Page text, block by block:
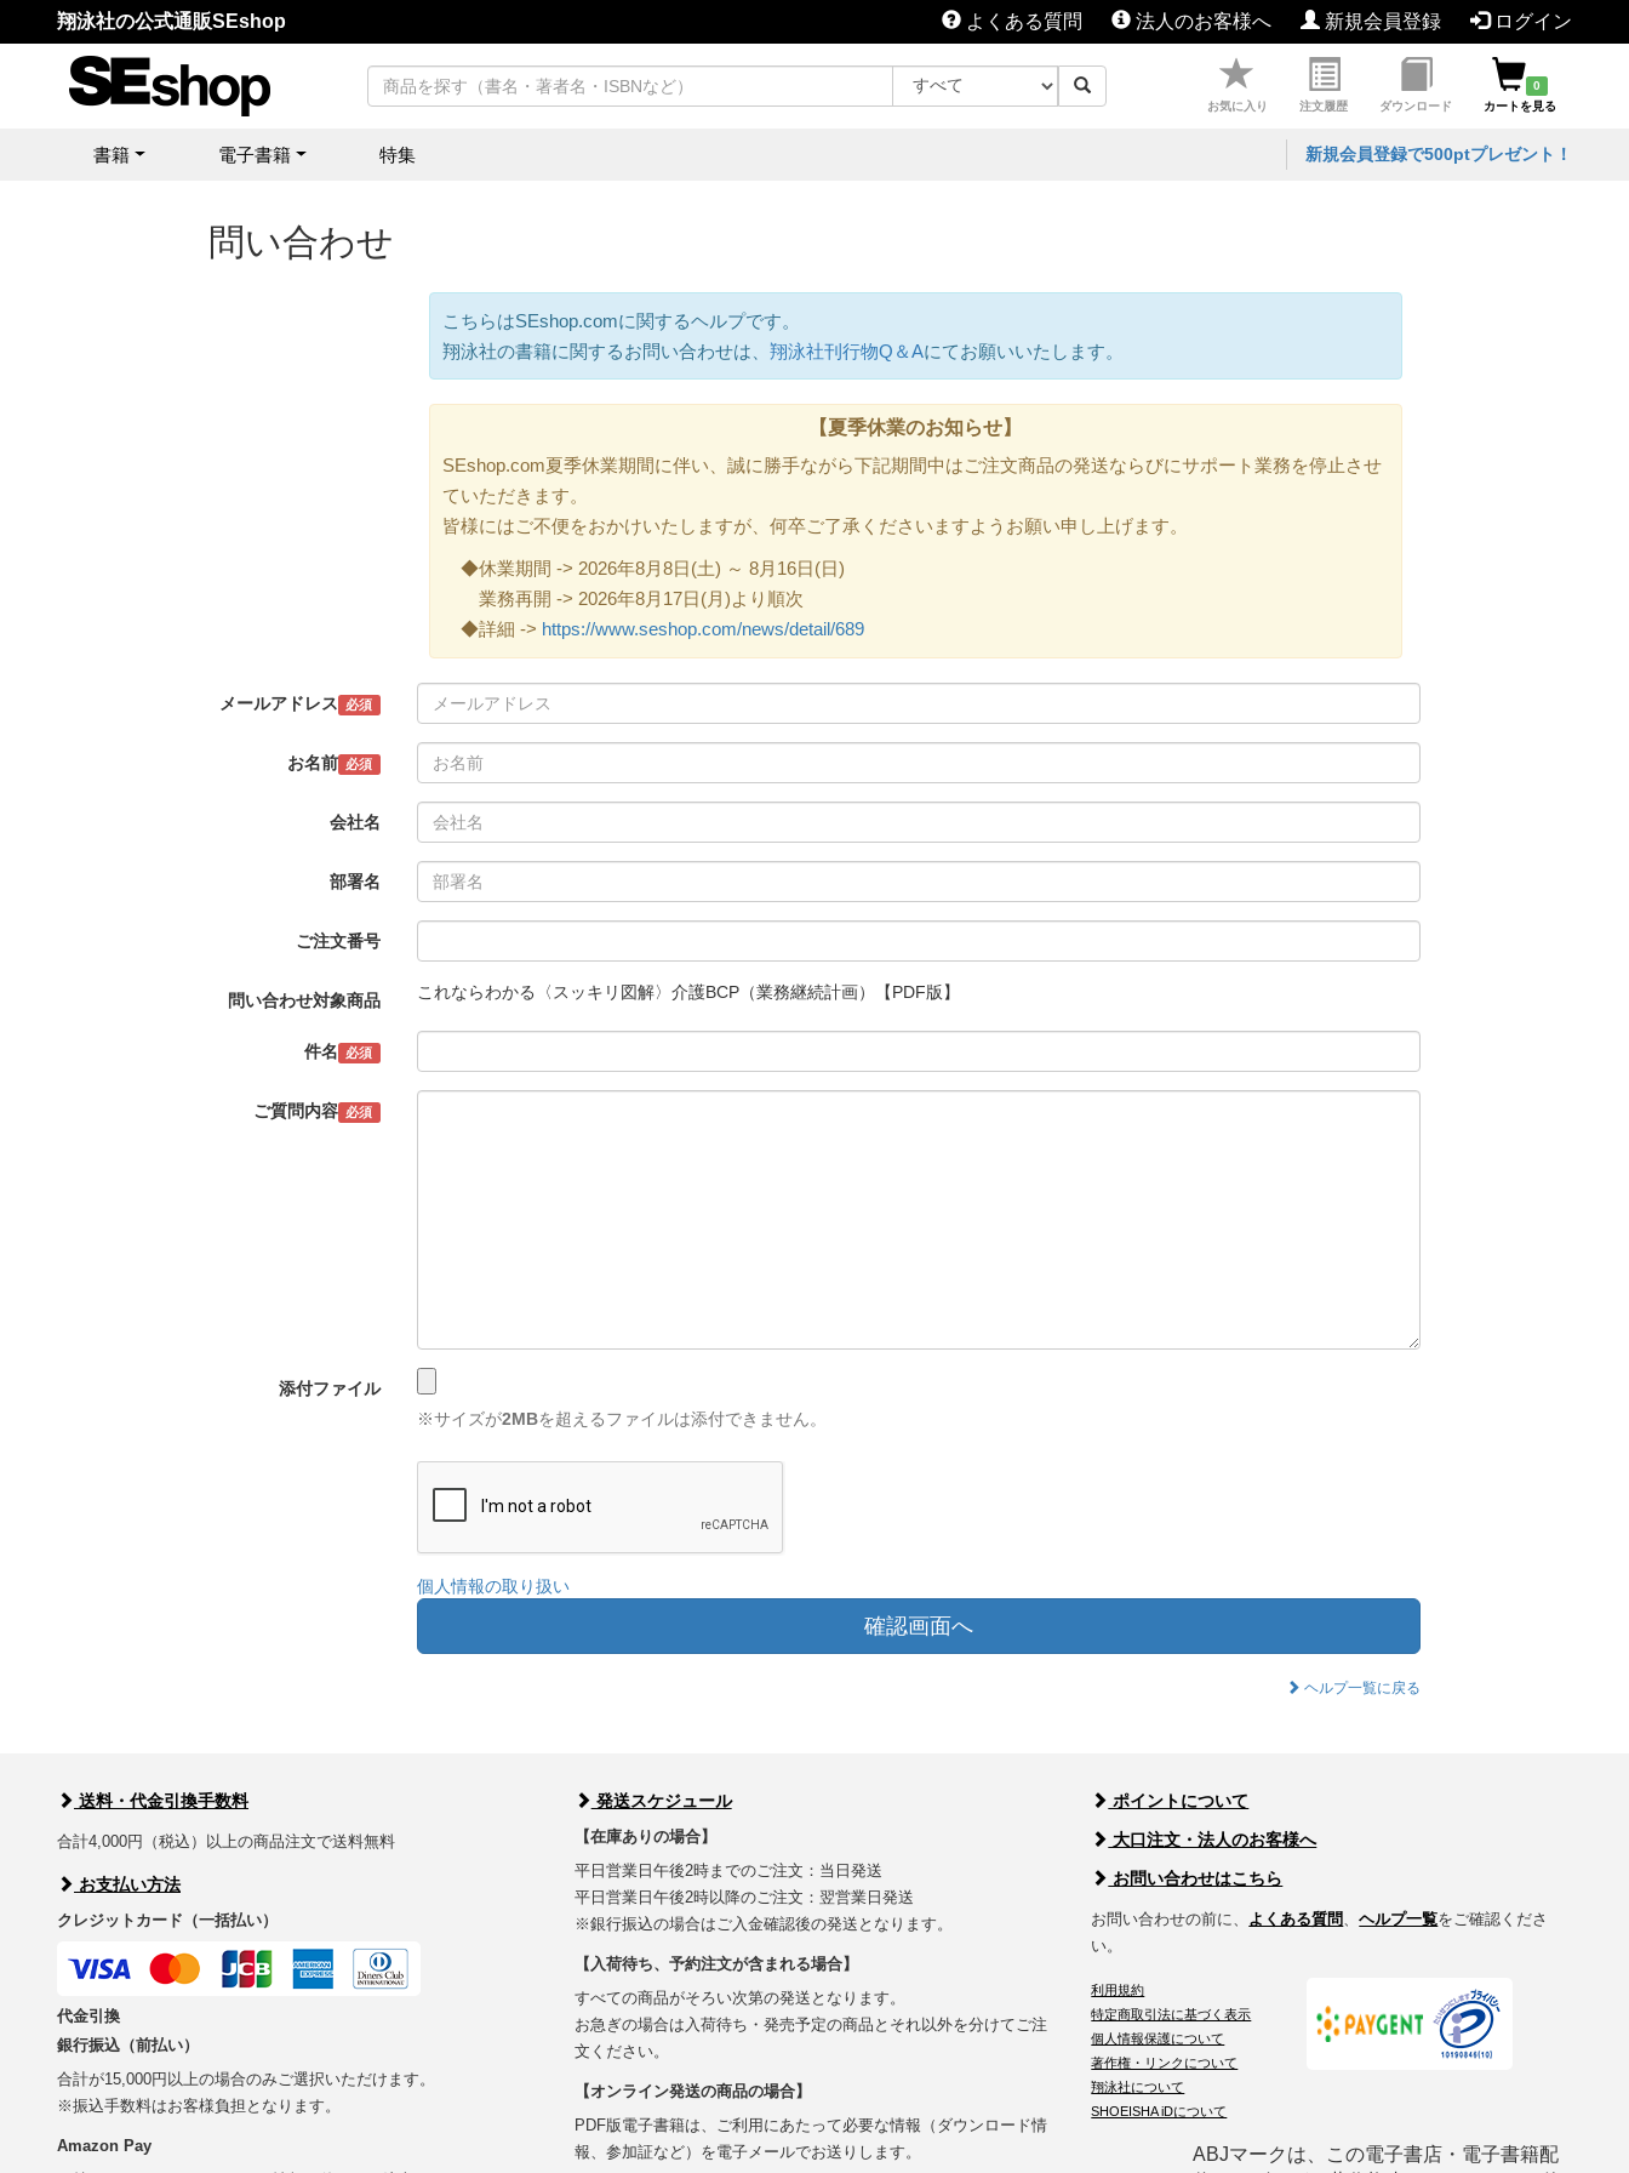
翔泳社の公式通販SEshop よくある質問 法人のお客様へ 新規会員登録 ログイン
お気に入り 注文履歴 ダウンロード
0
カートを見る
書籍 電子書籍 特集 新規会員登録で500ptプレゼント！
問い合わせ
こちらはSEshop.comに関するヘルプです。
翔泳社の書籍に関するお問い合わせは、 翔泳社刊行物Q＆Aにてお願いいたします。
【夏季休業のお知らせ】
SEshop.com夏季休業期間に伴い、誠に勝手ながら下記期間中はご注文商品の発送ならびにサポート業務を停止させ
ていただきます。
皆様にはご不便をおかけいたしますが、何卒ご了承くださいますようお願い申し上げます。
◆休業期間 -> 2026年8月8日(土) ～ 8月16日(日)
業務再開 -> 2026年8月17日(月)より順次
◆詳細 -> https://www.seshop.com/news/detail/689
メールアドレス 必須
お名前 必須
会社名
部署名
ご注文番号
問い合わせ対象商品 これならわかる〈スッキリ図解〉介護BCP（業務継続計画）【PDF版】
件名 必須
ご質問内容 必須
添付ファイル
※サイズが2MBを超えるファイルは添付できません。
個人情報の取り扱い
確認画面へ
ヘルプ一覧に戻る
送料・代金引換手数料
合計4,000円（税込）以上の商品注文で送料無料
お支払い方法
クレジットカード（一括払い）
代金引換
銀行振込（前払い）
合計が15,000円以上の場合のみご選択いただけます。
※振込手数料はお客様負担となります。
Amazon Pay
発送スケジュール
【在庫ありの場合】
平日営業日午後2時までのご注文：当日発送
平日営業日午後2時以降のご注文：翌営業日発送
※銀行振込の場合はご入金確認後の発送となります。
【入荷待ち、予約注文が含まれる場合】
すべての商品がそろい次第の発送となります。
お急ぎの場合は入荷待ち・発売予定の商品とそれ以外を分けてご注
文ください。
【オンライン発送の商品の場合】
PDF版電子書籍は、ご利用にあたって必要な情報（ダウンロード情
報、参加証など）を電子メールでお送りします。
ポイントについて
大口注文・法人のお客様へ
お問い合わせはこちら
お問い合わせの前に、 よくある質問、ヘルプ一覧をご確認くださ
い。
利用規約
特定商取引法に基づく表示
個人情報保護について
著作権・リンクについて
翔泳社について
SHOEISHA iDについて
ABJマークは、この電子書店・電子書籍配